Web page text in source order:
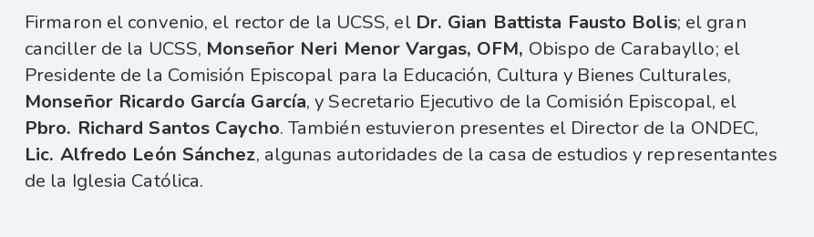
Firmaron el convenio, el rector de la UCSS, el Dr. Gian Battista Fausto Bolis; el gran
canciller de la UCSS, Monseñor Neri Menor Vargas, OFM, Obispo de Carabayllo; el
Presidente de la Comisión Episcopal para la Educación, Cultura y Bienes Culturales,
Monseñor Ricardo García García, y Secretario Ejecutivo de la Comisión Episcopal, el
Pbro. Richard Santos Caycho. También estuvieron presentes el Director de la ONDEC,
Lic. Alfredo León Sánchez, algunas autoridades de la casa de estudios y representantes
de la Iglesia Católica.